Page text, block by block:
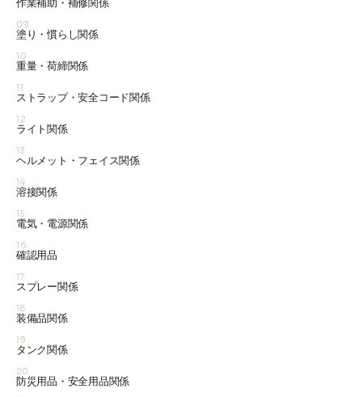
作業補助・補修関係
09
塗り・慣らし関係
10
重量・荷締関係
11
ストラップ・安全コード関係
12
ライト関係
13
ヘルメット・フェイス関係
14
溶接関係
15
電気・電源関係
16
確認用品
17
スプレー関係
18
装備品関係
19
タンク関係
20
防災用品・安全用品関係